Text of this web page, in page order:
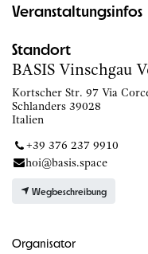
Veranstaltungsinfos
Standort
BASIS Vinschgau
Kortscher Str. 97 Via
Schlanders 39028
Italien
+39 376 237 9910
hoi@basis.space
Wegbeschreibung
Organisator